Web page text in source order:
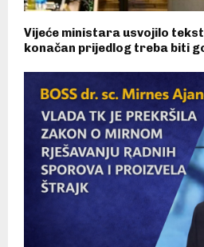
Vijeće ministara usvojilo
konačan prijedlog treba biti